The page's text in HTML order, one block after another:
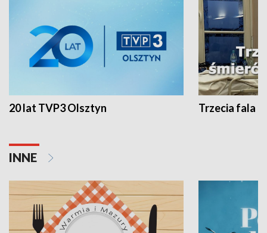
20 lat TVP3 Olsztyn Trzecia fala -
INNE